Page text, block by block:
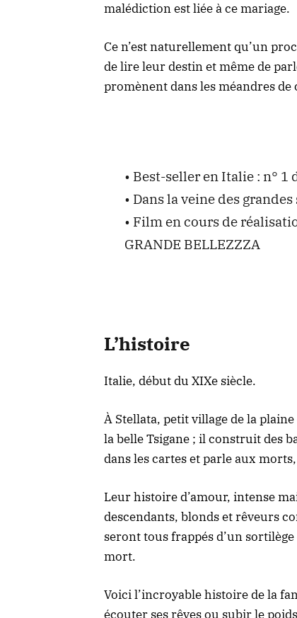
malédiction est liée à ce mariage.
Ce n’est naturellement qu’un
de lire leur destin et même de
promènent dans les méandres de
• Best-seller en Italie : n° 1
• Dans la veine des
• Film en cours de
GRANDE BELLEZZZA
L’histoire
Italie, début du XIXe siècle.
À Stellata, petit village de la
la belle Tsigane ; il construit des
dans les cartes et parle aux
Leur histoire d’amour, intense
descendants, blonds et rêveurs
seront tous frappés d’un
mort.
Voici l’incroyable histoire de la
écouter ses rêves ou subir le